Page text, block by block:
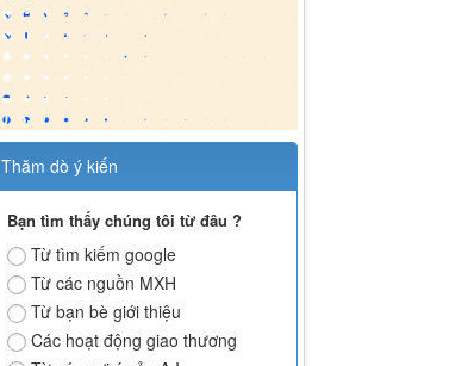
Thăm dò ý kiến
Bạn tìm thấy chúng tôi từ đâu ?
Từ tìm kiếm google
Từ các nguồn MXH
Từ bạn bè giới thiệu
Các hoạt động giao thương